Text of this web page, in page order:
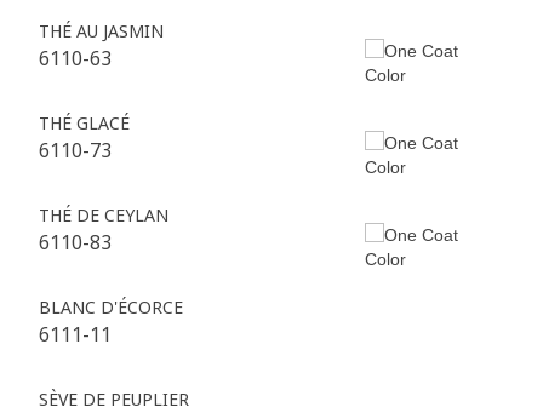
THÉ AU JASMIN
6110-63
THÉ GLACÉ
6110-73
THÉ DE CEYLAN
6110-83
BLANC D'ÉCORCE
6111-11
SÈVE DE PEUPLIER